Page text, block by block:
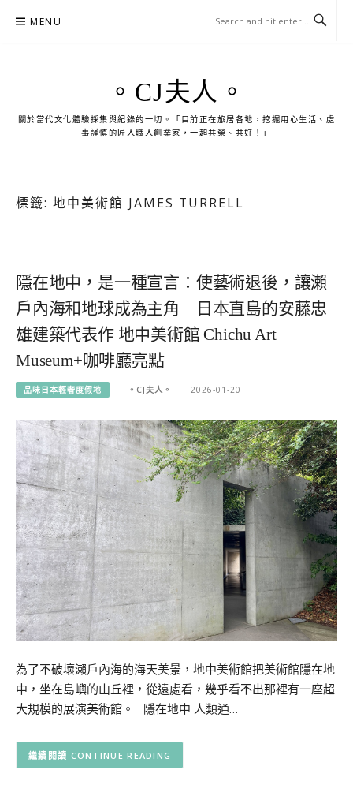
MENU
。CJ夫人。
關於當代文化體驗採集與紀錄的一切。「目前正在旅居各地，挖掘用心生活、處
事謹慎的匠人職人創業家，一起共榮、共好！」
標籤: 地中美術館 JAMES TURRELL
隱在地中，是一種宣言：使藝術退後，讓瀨
戶內海和地球成為主角｜日本直島的安藤忠
雄建築代表作 地中美術館 Chichu Art
Museum+咖啡廳亮點
品味日本輕奢度假地 。CJ夫人。 2026-01-20
為了不破壞瀨戶內海的海天美景，地中美術館把美術館隱在地
中，坐在島嶼的山丘裡，從遠處看，幾乎看不出那裡有一座超
大規模的展演美術館。 隱在地中 人類通…
CONTINUE READING